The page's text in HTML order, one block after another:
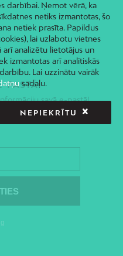
PASTĀ
savā e-pastā!
darbībai. Ņemot vērā, ka
netiks izmantotas, šo
netiek prasīta. Papildus
lai uzlabotu vietnes
analizētu lietotājus un
izmantotas arī analītiskās
Lai uzzinātu vairāk
sadaļu.
NEPIEKRĪTU